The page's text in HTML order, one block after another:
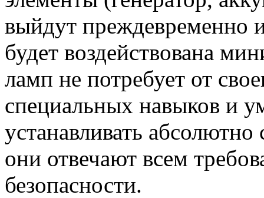
выйдут преждевременно
будет воздействована
ламп не потребует от
специальных навыков и
устанавливать
они отвечают всем
безопасности.